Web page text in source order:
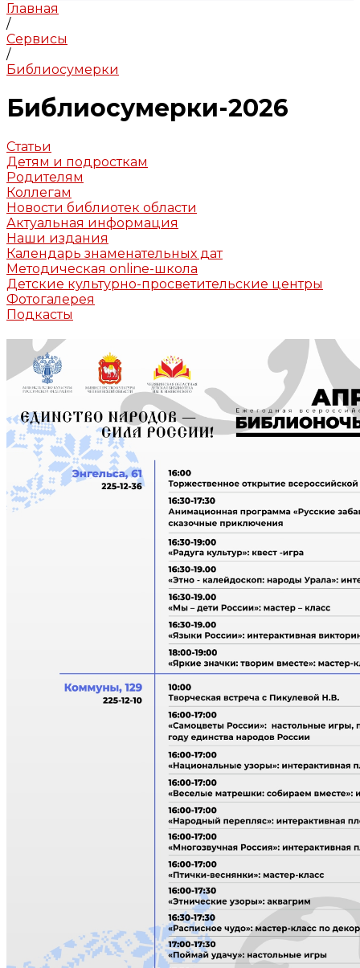
Главная
/
Cервисы
/
Библиосумерки
Библиосумерки-2026
Статьи
Детям и подросткам
Родителям
Коллегам
Новости библиотек области
Актуальная информация
Наши издания
Календарь знаменательных дат
Методическая online-школа
Детские культурно-просветительские центры
Фотогалерея
Подкасты